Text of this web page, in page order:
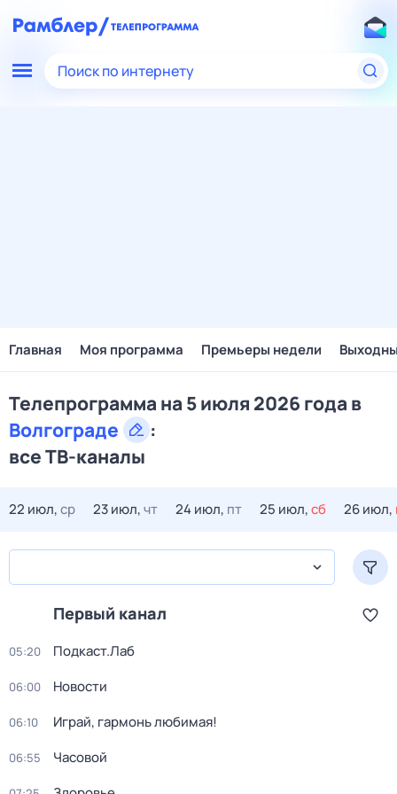
Поиск по интернету
Главная Моя программа Премьеры недели
Телепрограмма на 5 июля 2026 года в
Волгограде
:
все ТВ-каналы
22 июл,ср 23 июл,чт 24 июл, пт 25 июл,сб 26 июл,
Первый канал
05:20 Подкаст.Лаб
06:00 Новости
06:10 Играй, гармонь любимая!
06:55 Часовой